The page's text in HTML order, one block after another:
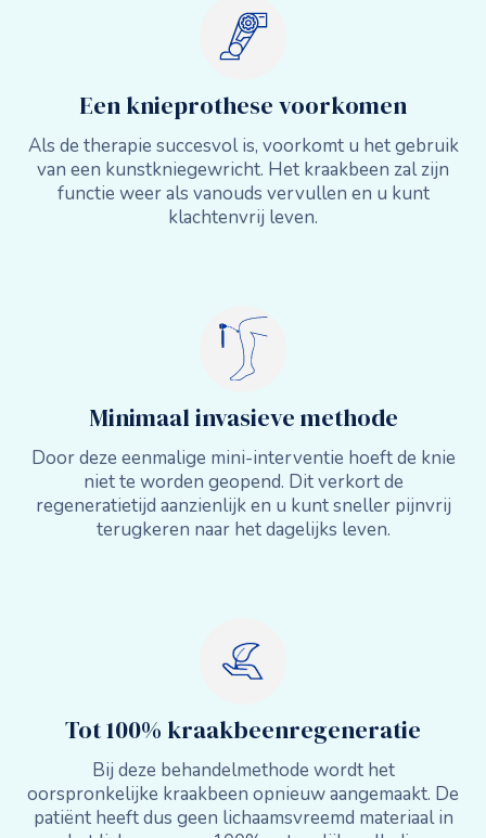
Een knieprothese voorkomen
Als de therapie succesvol is, voorkomt u het gebruik
van een kunstkniegewricht. Het kraakbeen zal zijn
functie weer als vanouds vervullen en u kunt
klachtenvrij leven.
Minimaal invasieve methode
Door deze eenmalige mini-interventie hoeft de knie
niet te worden geopend. Dit verkort de
regeneratietijd aanzienlijk en u kunt sneller pijnvrij
terugkeren naar het dagelijks leven.
Tot 100% kraakbeenregeneratie
Bij deze behandelmethode wordt het
oorspronkelijke kraakbeen opnieuw aangemaakt. De
patiënt heeft dus geen lichaamsvreemd materiaal in